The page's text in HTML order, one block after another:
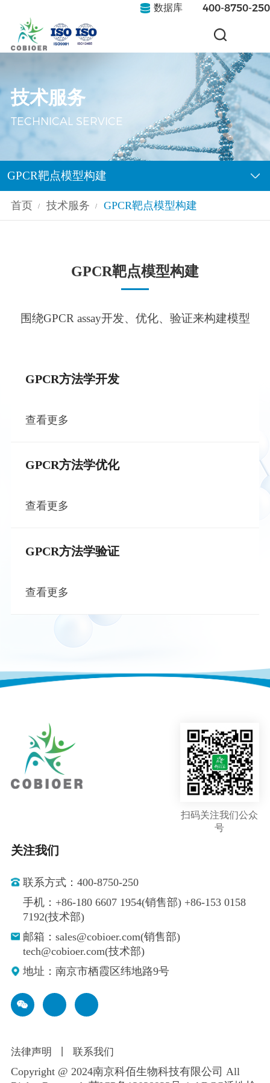
数据库 400-8750-250
技术服务
TECHNICAL SERVICE
GPCR靶点模型构建
首页 / 技术服务 / GPCR靶点模型构建
GPCR靶点模型构建
围绕GPCR assay开发、优化、验证来构建模型
GPCR方法学开发
查看更多
GPCR方法学优化
查看更多
GPCR方法学验证
查看更多
扫码关注我们公众
号
关注我们
联系方式：400-8750-250
手机：+86-180 6607 1954(销售部) +86-153 0158
7192(技术部)
邮箱：sales@cobioer.com(销售部)
tech@cobioer.com(技术部)
地址：南京市栖霞区纬地路9号
法律声明 联系我们
Copyright @ 2024南京科佰生物科技有限公司 All